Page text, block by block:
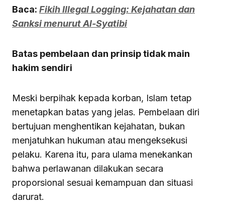
Baca: Fikih Illegal Logging: Kejahatan dan
Sanksi menurut Al-Syatibi
Batas pembelaan dan prinsip tidak main
hakim sendiri
Meski berpihak kepada korban, Islam tetap
menetapkan batas yang jelas. Pembelaan diri
bertujuan menghentikan kejahatan, bukan
menjatuhkan hukuman atau mengeksekusi
pelaku. Karena itu, para ulama menekankan
bahwa perlawanan dilakukan secara
proporsional sesuai kemampuan dan situasi
darurat.